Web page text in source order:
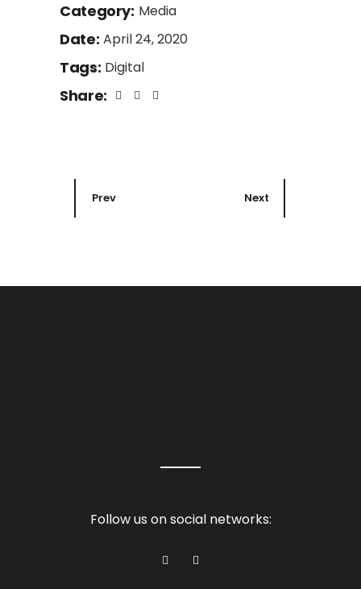
Category: Media
Date: April 24, 2020
Tags: Digital
Share:
Prev Next
Follow us on social networks: